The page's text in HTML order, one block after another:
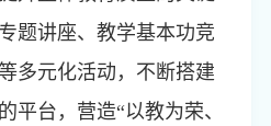
题讲座、教学基本功竞
多元化活动，不断搭建
平台，营造“以教为荣、